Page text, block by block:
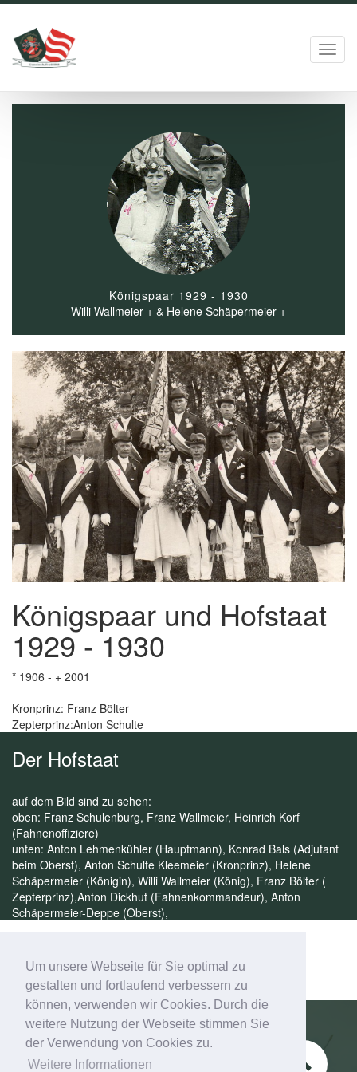
Um unsere Webseite für Sie optimal zu
gestalten und fortlaufend verbessern zu
können, verwenden wir Cookies. Durch die
weitere Nutzung der Webseite stimmen Sie
der Verwendung von Cookies zu.
Weitere Informationen
Königspaar 1929 - 1930
Willi Wallmeier + & Helene Schäpermeier +
Königspaar und Hofstaat
1929 - 1930
* 1906 - + 2001
Kronprinz: Franz Bölter
Zepterprinz:Anton Schulte
Der Hofstaat
auf dem Bild sind zu sehen:
oben: Franz Schulenburg, Franz Wallmeier, Heinrich Korf
(Fahnenoffiziere)
unten: Anton Lehmenkühler (Hauptmann), Konrad Bals (Adjutant
beim Oberst), Anton Schulte Kleemeier (Kronprinz), Helene
Schäpermeier (Königin), Willi Wallmeier (König), Franz Bölter (
Zepterprinz),Anton Dickhut (Fahnenkommandeur), Anton
Schäpermeier-Deppe (Oberst),
Schützenverein Esbeck e.V.